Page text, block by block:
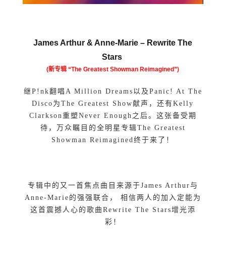
James Arthur & Anne-Marie – Rewrite The
Stars
(新专辑 “The Greatest Showman Reimagined”)
继P!nk翻唱A Million Dreams以及Panic! At The
Disco为The Greatest Show献声，还有Kelly
Clarkson重塑Never Enough之后。这张备受期
待，万众瞩目的全明星专辑The Greatest
Showman Reimagined终于来了！
专辑中的又一首焦点曲目来源于James Arthur与
Anne-Marie的强强联合， 相信两人的加入定能为
这首震撼人心的歌曲Rewrite The Stars增光添
彩！